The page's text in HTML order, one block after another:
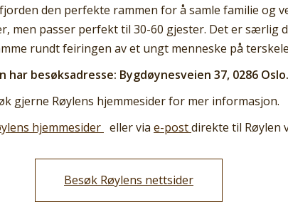
den perfekte rammen for å samle familie og
men passer perfekt til 30-60 gjester. Det er særlig
rundt feiringen av et ungt menneske på
har besøksadresse: Bygdøynesveien 37, 0286 Oslo.
gjerne Røylens hjemmesider for mer informasjon.
hjemmesider eller via e-postdirekte til Røylen
Besøk Røylens nettsider